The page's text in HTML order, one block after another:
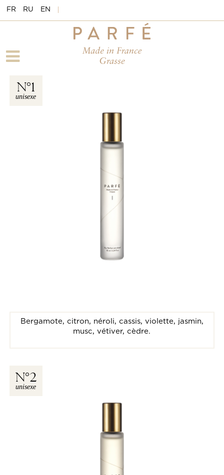
FR RU EN
N 1
unisexe
Bergamote, citron, néroli, cassis, violette, jasmin,
musc, vétiver, cèdre.
N 2
unisexe